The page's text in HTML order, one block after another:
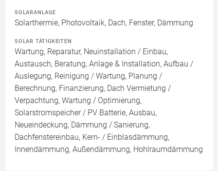
SOLARANLAGE
Solarthermie, Photovoltaik, Dach, Fenster, Dämmung
SOLAR TÄTIGKEITEN
Wartung, Reparatur, Neuinstallation / Einbau,
Austausch, Beratung, Anlage & Installation, Aufbau /
Auslegung, Reinigung / Wartung, Planung /
Berechnung, Finanzierung, Dach Vermietung /
Verpachtung, Wartung / Optimierung,
Solarstromspeicher / PV Batterie, Ausbau,
Neueindeckung, Dämmung / Sanierung,
Dachfenstereinbau, Kern- / Einblasdämmung,
Innendämmung, Außendämmung, Hohlraumdämmung